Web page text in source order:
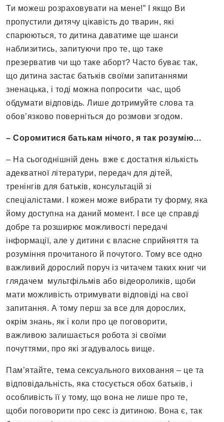
Ти можеш розраховувати на мене!” І якщо Ви
пропустили дитячу цікавість до тварин, які
спарюються, то дитина даватиме ще шанси
наблизитись, запитуючи про те, що таке
презерватив чи що таке аборт? Часто буває так,
що дитина застає батьків своїми запитаннями
зненацька, і тоді можна попросити час, щоб
обдумати відповідь. Лише дотримуйте слова та
обов’язково поверніться до розмови згодом.
– Соромитися батькам нічого, я так розумію…
– На сьогоднішній день вже є достатня кількість
адекватної літератури, передач для дітей,
тренінгів для батьків, консультацій зі
спеціалістами. І кожен може вибрати ту форму, яка
йому доступна на даний момент. І все це справді
добре та розширює можливості передачі
інформації, але у дитини є власне сприйняття та
розуміння прочитаного й почутого. Тому все одно
важливий дорослий поруч із читачем таких книг чи
глядачем мультфільмів або відеороликів, щоби
мати можливість отримувати відповіді на свої
запитання. А тому перш за все для дорослих,
окрім знань, як і коли про це поговорити,
важливою залишається робота зі своїми
почуттями, про які згадувалось вище.
Пам’ятайте, тема сексуального виховання – це та
відповідальність, яка стосується обох батьків, і
особливість її у тому, що вона не лише про те,
щоби поговорити про секс із дитиною. Вона є, так